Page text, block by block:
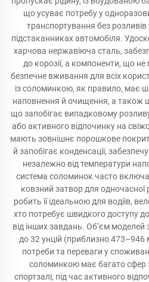
що усуває потребу у
транспортування без
підстаканниках автомобіля.
харчова нержавіюча сталь,
до корозії, а компоненти, що не
безпечне вживання для всіх
із соломинкою, як правило, має
наповнення й очищення, а також
що запобігає випадковому
або активного відпочинку на
мають зовнішнє порошкове
й запобігає конденсації,
незалежно від температури
система соломинок часто
ковзний затвор для
робить її ідеальною для водіїв,
хто потребує швидкого доступу
від інших завдань. Об’єм моделей
до 32 унцій (приблизно 473–946
потреби та переваги у
соломинкою має багато сфер
спортзалі, під час активного